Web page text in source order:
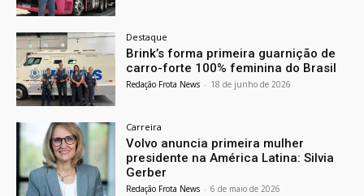
Destaque
Brink’s forma primeira guarnição de
carro-forte 100% feminina do Brasil
Redação Frota News - 18 de junho de 2026
Carreira
Volvo anuncia primeira mulher
presidente na América Latina: Silvia
Gerber
Redação Frota News - 6 de maio de 2026